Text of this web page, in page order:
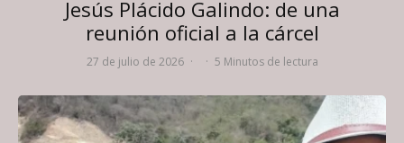
Jesús Plácido Galindo: de una
reunión oficial a la cárcel
27 de julio de 2026 · · 5 Minutos de lectura